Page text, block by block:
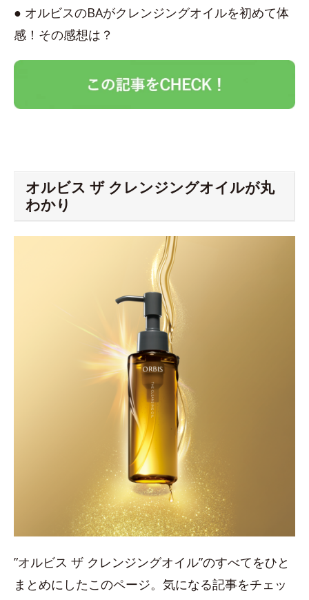
● オルビスのBAがクレンジングオイルを初めて体
感！その感想は？
オルビス ザ クレンジングオイルが丸
わかり
”オルビス ザ クレンジングオイル”のすべてをひと
まとめにしたこのページ。気になる記事をチェッ